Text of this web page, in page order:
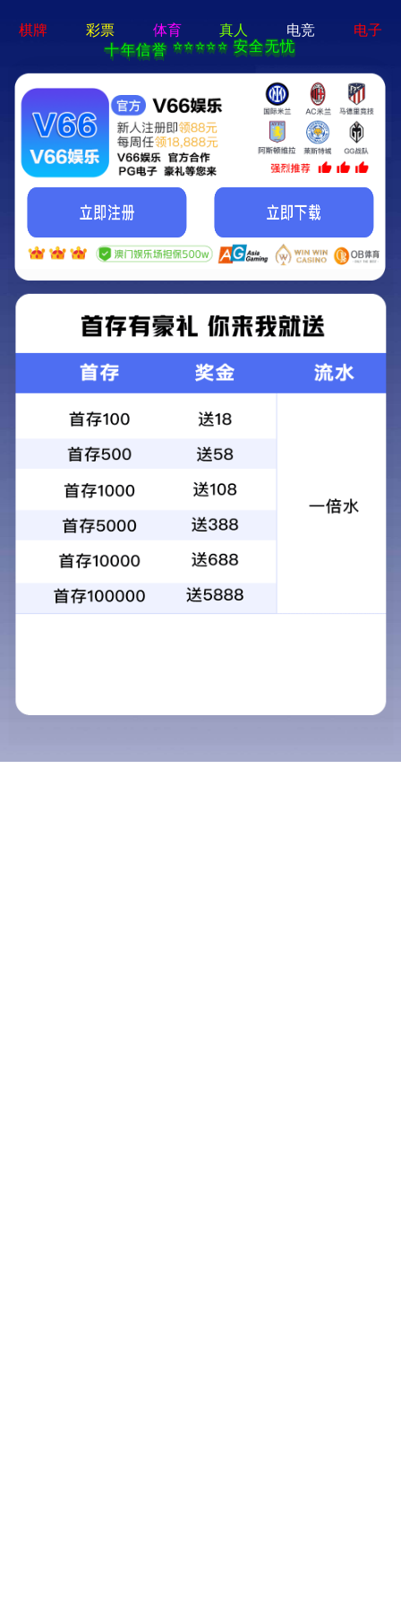
永乐电器官方网站-手机App下载
永乐电器官方网站
网站首页>产品中心>测距仪 查看分类
昆光R系列激光测距仪高精度室外手持距